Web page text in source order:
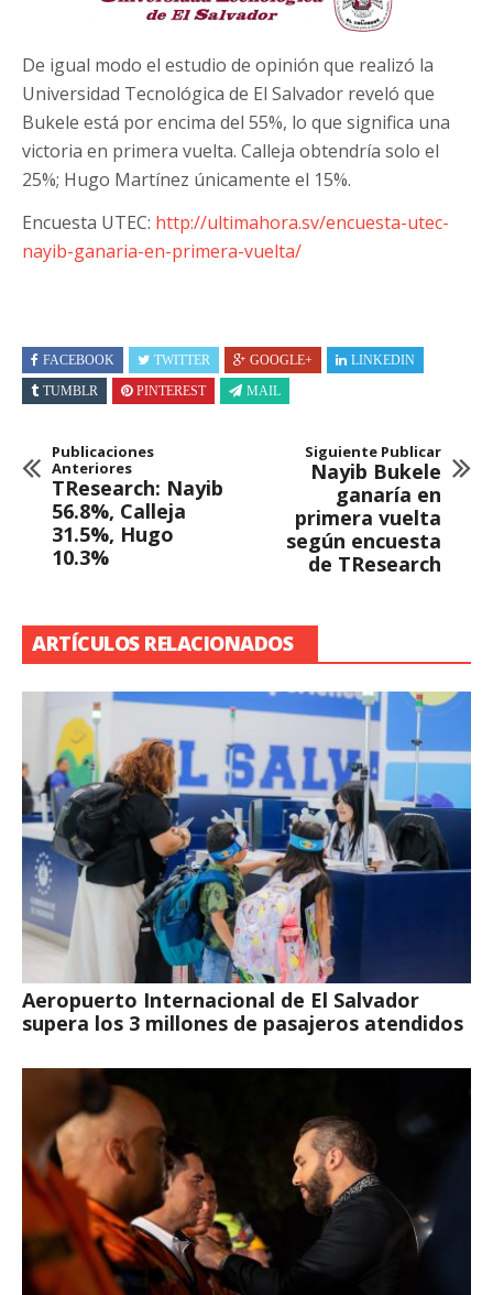
De igual modo el estudio de opinión que realizó la
Universidad Tecnológica de El Salvador reveló que
Bukele está por encima del 55%, lo que significa una
victoria en primera vuelta. Calleja obtendría solo el
25%; Hugo Martínez únicamente el 15%.
Encuesta UTEC: http://ultimahora.sv/encuesta-utec-
nayib-ganaria-en-primera-vuelta/
FACEBOOK TWITTER GOOGLE+
LINKEDIN
TUMBLR
PINTEREST MAIL
Publicaciones
Anteriores
TResearch: Nayib
56.8%, Calleja
31.5%, Hugo
10.3%
Siguiente Publicar
Nayib Bukele
ganaría en
primera vuelta
según encuesta
de TResearch
ARTÍCULOS RELACIONADOS
Aeropuerto Internacional de El Salvador
supera los 3 millones de pasajeros atendidos